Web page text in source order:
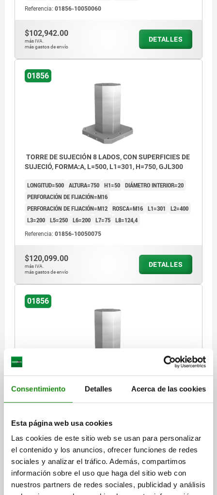
Consentimiento Detalles Acerca de las cookies
Esta página web usa cookies
Las cookies de este sitio web se usan para personalizar
el contenido y los anuncios, ofrecer funciones de redes
sociales y analizar el tráfico. Además, compartimos
información sobre el uso que haga del sitio web con
nuestros partners de redes sociales, publicidad y análisis
Referencia: 01856-10050060
$102,942.00
más IVA.
más gastos de envío
DETALLES
01856
TORRE DE SUJECIÓN 8 LADOS, CON SUPERFICIES DE
SUJECIÓ, FORMA:A, L=500, L1=301, H=750, GJL300
LONGITUD=500 ALTURA=750 H1=50 DIÁMETRO INTERIOR=20
PERFORACIÓN DE FIJACIÓN=M16
PERFORACIÓN DE FIJACIÓN=M12 ROSCA=M16 L1=301
L2=400
L3=200 L5=250 L6=200 L7=75 L8=124,4
Referencia: 01856-10050075
$120,099.00
más IVA.
más gastos de envío
DETALLES
01856
SUJECIÓ, FORMA:A, L=630, L1=351, H=700, GJL300
PERFORACIÓN DE FIJACIÓN=M16
PERFORACIÓN DE FIJACIÓN=M16
L2=500
L3=400
L5=315 L7=100 L8=145,4
Referencia:01856-10063070
$145,202.40
DETALLES